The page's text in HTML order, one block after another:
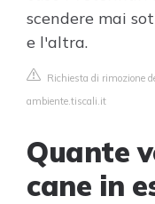
scendere mai
e l'altra.
Richiesta di rimozione
ambiente.tiscali.it
Quante
cane in